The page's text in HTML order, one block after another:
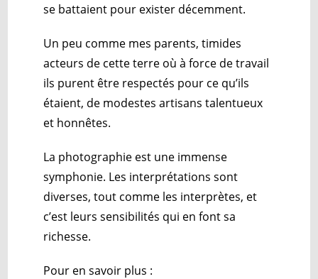
se battaient pour exister décemment.
Un peu comme mes parents, timides
acteurs de cette terre où à force de travail
ils purent être respectés pour ce qu’ils
étaient, de modestes artisans talentueux
et honnêtes.
La photographie est une immense
symphonie. Les interprétations sont
diverses, tout comme les interprètes, et
c’est leurs sensibilités qui en font sa
richesse.
Pour en savoir plus :